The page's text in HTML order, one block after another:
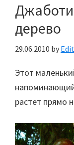
дерево
29.06.2010 by
Этот
растет прямо